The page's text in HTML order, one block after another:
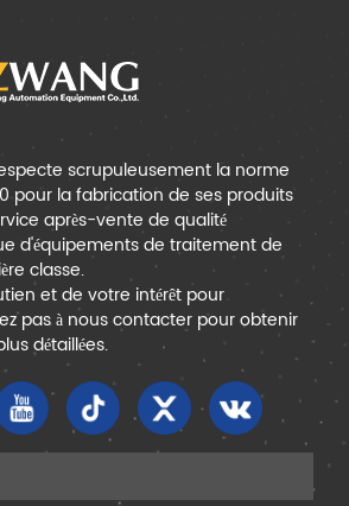
scrupuleusement la norme
pour la fabrication de ses produits
après-vente de qualité
d'équipements de traitement de
classe.
et de votre intérêt pour
pas à nous contacter pour obtenir
détaillées.